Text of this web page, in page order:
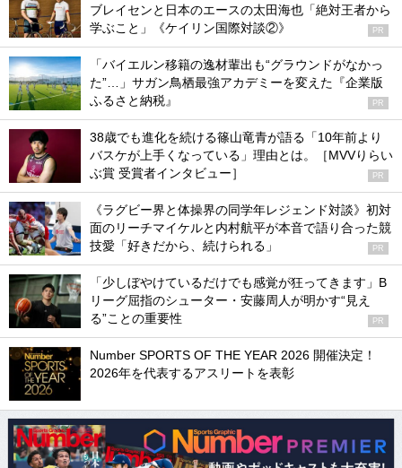
ブレイセンと日本のエースの太田海也「絶対王者から
学ぶこと」《ケイリン国際対談②》
PR
「バイエルン移籍の逸材輩出も“グラウンドがなかっ
た”…」サガン鳥栖最強アカデミーを変えた『企業版
ふるさと納税』
PR
38歳でも進化を続ける篠山竜青が語る「10年前より
バスケが上手くなっている」理由とは。［MVVりらい
ぶ賞 受賞者インタビュー］
PR
《ラグビー界と体操界の同学年レジェンド対談》初対
面のリーチマイケルと内村航平が本音で語り合った競
技愛「好きだから、続けられる」
PR
「少しぼやけているだけでも感覚が狂ってきます」B
リーグ屈指のシューター・安藤周人が明かす“見え
る”ことの重要性
PR
Number SPORTS OF THE YEAR 2026 開催決定！
2026年を代表するアスリートを表彰